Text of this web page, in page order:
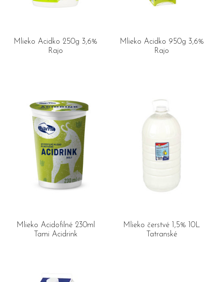
Mlieko Acidko 250g 3,6%
Rajo
Mlieko Acidko 950g 3,6%
Rajo
Mlieko Acidofilné 230ml
Tami Acidrink
Mlieko čerstvé 1,5% 10L
Tatranské